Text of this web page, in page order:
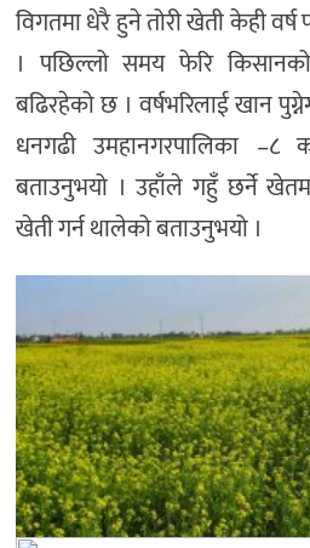
विगतमा धेरै हुने तोरी खेती केही
। पछिल्लो समय फेरि
बढिरहेको छ । वर्षभरिलाई खान
धनगढी उमहानगरपालिका –८
बताउनुभयो । उहाँले गहुँ छर्ने
खेती गर्न थालेको बताउनुभयो ।